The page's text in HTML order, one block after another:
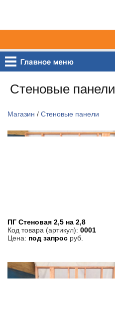
Стеновые панели
Магазин / Стеновые панели
ПГ Стеновая 2,5 на 2,8
Код товара (артикул): 0001
Цена: под запрос руб.